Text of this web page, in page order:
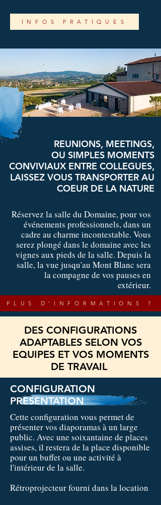
INFOS PRATIQUES
REUNIONS, MEETINGS,
OU SIMPLES MOMENTS
CONVIVIAUX ENTRE COLLEGUES,
LAISSEZ VOUS TRANSPORTER AU
COEUR DE LA NATURE
Réservez la salle du Domaine, pour vos
événements professionnels, dans un
cadre au charme incontestable. Vous
serez plongé dans le domaine avec les
vignes aux pieds de la salle. Depuis la
salle, la vue jusqu'au Mont Blanc sera
la compagne de vos pauses en
extérieur.
PLUS D'INFORMATIONS ?
DES CONFIGURATIONS
ADAPTABLES SELON VOS
EQUIPES ET VOS MOMENTS
DE TRAVAIL
CONFIGURATION
PRESENTATION
Cette configuration vous permet de
présenter vos diaporamas à un large
public. Avec une soixantaine de places
assises, il restera de la place disponible
pour un buffet ou une activité à
l'intérieur de la salle.
Rétroprojecteur fourni dans la location